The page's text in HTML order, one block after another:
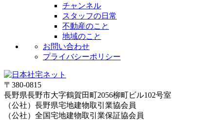
チャンネル
スタッフの日常
不動産のこと
地域のこと
お問い合わせ
プライバシーポリシー
〒380-0815
長野県長野市大字鶴賀田町2056柳町ビル102号室
（公社）長野県宅地建物取引業協会員
（公社）全国宅地建物取引業保証協会員